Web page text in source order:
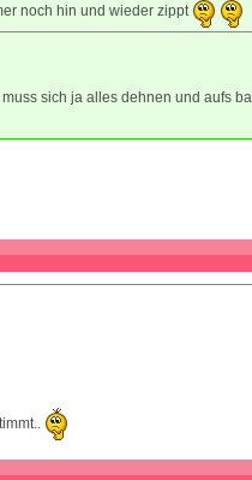
noch hin und wieder zippt
muss sich ja alles dehnen und aufs